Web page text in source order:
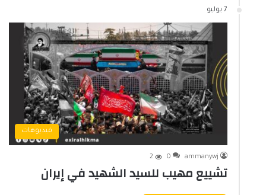
7 يوليو
فيديوهات
ammanywj
0
2
تشييع مهيب للسيد الشهيد في إيران